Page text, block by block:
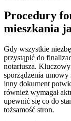
Procedury
mieszkania
Gdy wszystkie
przystąpić do
notariusza.
sporządzenia
inny dokument
również wymagał
upewnić się co do
tożsamość stron.